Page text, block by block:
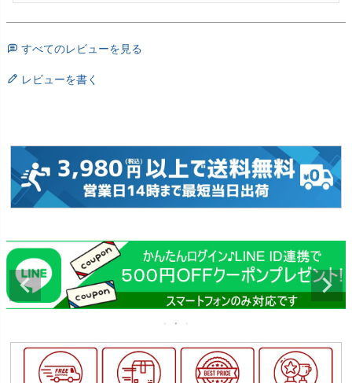
すべてのレビューを見る
レビューを書く